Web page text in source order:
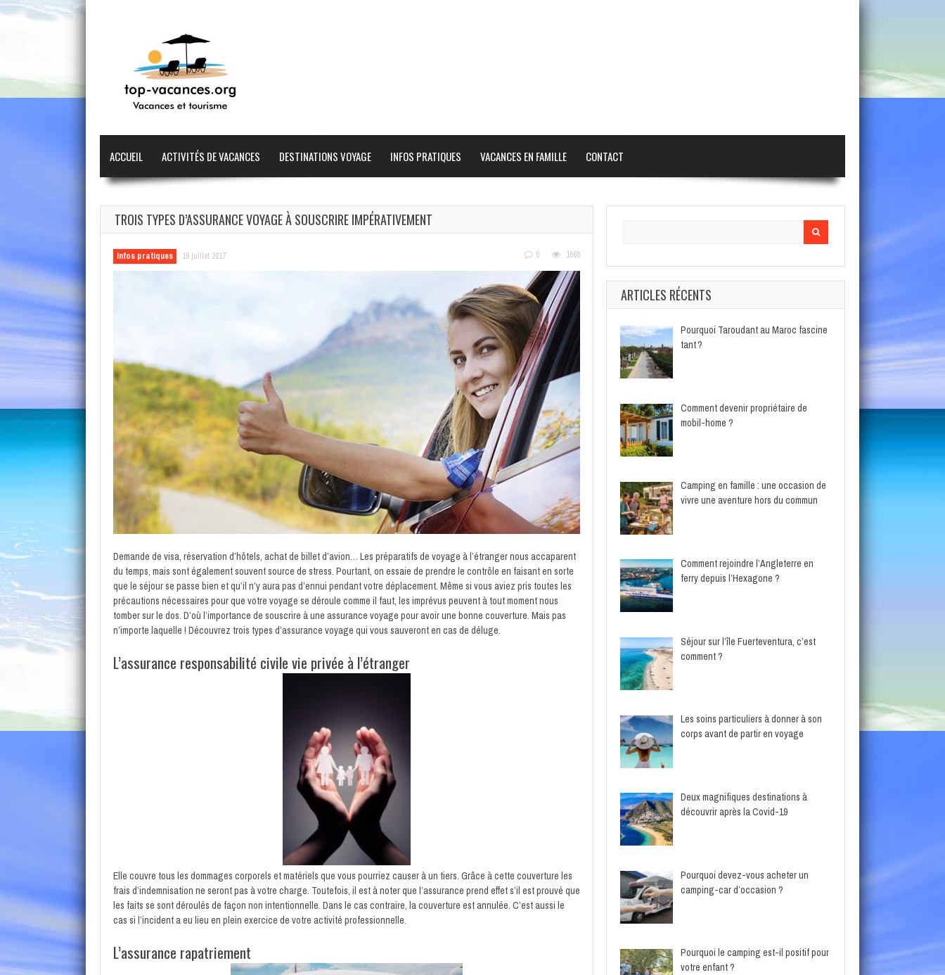
ACCUEIL ACTIVITÉS DE VACANCES DESTINATIONS VOYAGE INFOS PRATIQUES VACANCES EN FAMILLE CONTACT
TROIS TYPES D’ASSURANCE VOYAGE À SOUSCRIRE IMPÉRATIVEMENT
Infos pratiques 19 juillet 2017 0 1668
Demande de visa, réservation d’hôtels, achat de billet d’avion… Les préparatifs de voyage à l’étranger nous accaparent
du temps, mais sont également souvent source de stress. Pourtant, on essaie de prendre le contrôle en faisant en sorte
que le séjour se passe bien et qu’il n’y aura pas d’ennui pendant votre déplacement. Même si vous aviez pris toutes les
précautions nécessaires pour que votre voyage se déroule comme il faut, les imprévus peuvent à tout moment nous
tomber sur le dos. D’où l’importance de souscrire à une assurance voyage pour avoir une bonne couverture. Mais pas
n’importe laquelle ! Découvrez trois types d’assurance voyage qui vous sauveront en cas de déluge.
L’assurance responsabilité civile vie privée à l’étranger
Elle couvre tous les dommages corporels et matériels que vous pourriez causer à un tiers. Grâce à cette couverture les
frais d’indemnisation ne seront pas à votre charge. Toutefois, il est à noter que l’assurance prend effet s’il est prouvé que
les faits se sont déroulés de façon non intentionnelle. Dans le cas contraire, la couverture est annulée. C’est aussi le
cas si l’incident a eu lieu en plein exercice de votre activité professionnelle.
L’assurance rapatriement
ARTICLES RÉCENTS
Pourquoi Taroudant au Maroc fascine
tant ?
Comment devenir propriétaire de
mobil-home ?
Camping en famille : une occasion de
vivre une aventure hors du commun
Comment rejoindre l’Angleterre en
ferry depuis l’Hexagone ?
Séjour sur l’île Fuerteventura, c’est
comment ?
Les soins particuliers à donner à son
corps avant de partir en voyage
Deux magnifiques destinations à
découvrir après la Covid-19
Pourquoi devez-vous acheter un
camping-car d’occasion ?
Pourquoi le camping est-il positif pour
votre enfant ?